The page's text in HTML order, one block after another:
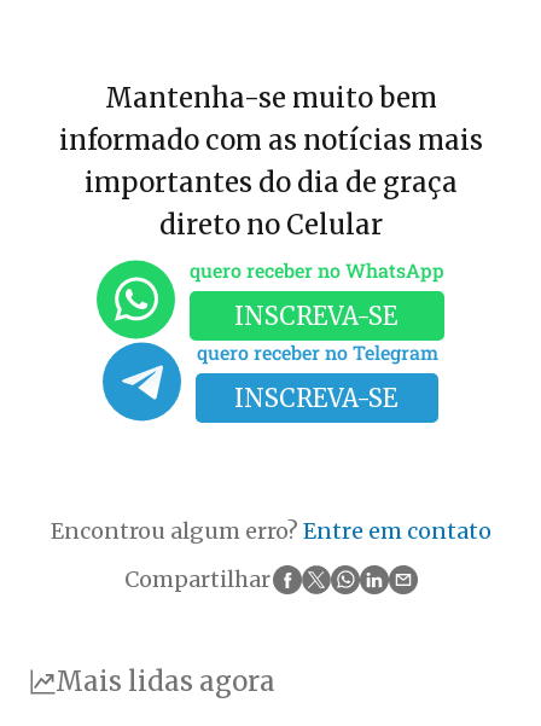
Mantenha-se muito bem
informado com as notícias mais
importantes do dia de graça
direto no Celular
quero receber no WhatsApp
INSCREVA-SE
quero receber no Telegram
INSCREVA-SE
Encontrou algum erro? Entre em contato
Compartilhar
Mais lidas agora